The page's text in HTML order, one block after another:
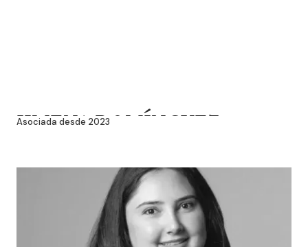
JIMENA DOMÍNGUEZ
Asociada desde 2023